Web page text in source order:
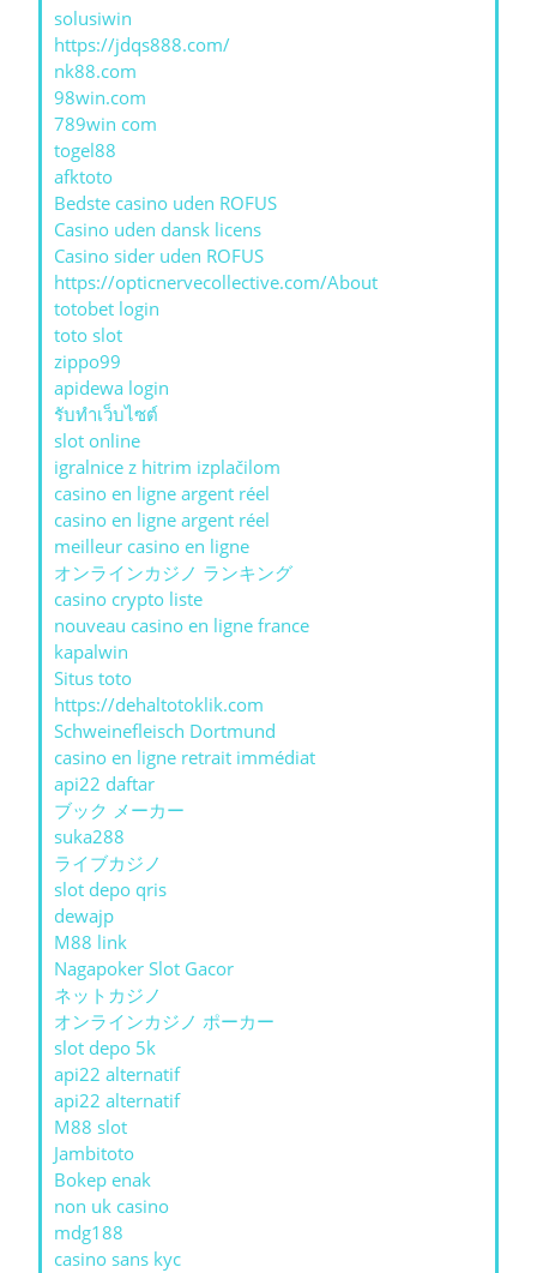
solusiwin
https://jdqs888.com/
nk88.com
98win.com
789win com
togel88
afktoto
Bedste casino uden ROFUS
Casino uden dansk licens
Casino sider uden ROFUS
https://opticnervecollective.com/About
totobet login
toto slot
zippo99
apidewa login
รับทําเว็บไซต์
slot online
igralnice z hitrim izplačilom
casino en ligne argent réel
casino en ligne argent réel
meilleur casino en ligne
オンラインカジノ ランキング
casino crypto liste
nouveau casino en ligne france
kapalwin
Situs toto
https://dehaltotoklik.com
Schweinefleisch Dortmund
casino en ligne retrait immédiat
api22 daftar
ブック メーカー
suka288
ライブカジノ
slot depo qris
dewajp
M88 link
Nagapoker Slot Gacor
ネットカジノ
オンラインカジノ ポーカー
slot depo 5k
api22 alternatif
api22 alternatif
M88 slot
Jambitoto
Bokep enak
non uk casino
mdg188
casino sans kyc